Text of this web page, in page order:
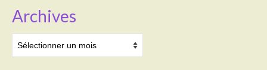
Archives